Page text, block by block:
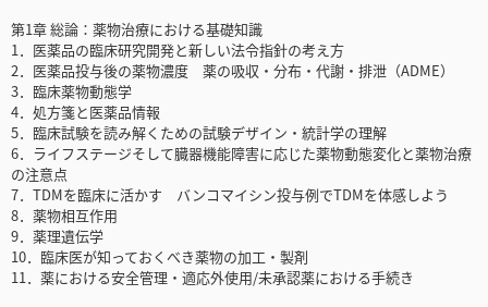
第1章 総論：薬物治療における基礎知識
1．医薬品の臨床研究開発と新しい法令指針の考え方
2．医薬品投与後の薬物濃度 薬の吸収・分布・代謝・排泄（ADME）
3．臨床薬物動態学
4．処方箋と医薬品情報
5．臨床試験を読み解くための試験デザイン・統計学の理解
6．ライフステージそして臓器機能障害に応じた薬物動態変化と薬物治療
の注意点
7．TDMを臨床に活かす バンコマイシン投与例でTDMを体感しよう
8．薬物相互作用
9．薬理遺伝学
10．臨床医が知っておくべき薬物の加工・製剤
11．薬における安全管理・適応外使用/未承認薬における手続き